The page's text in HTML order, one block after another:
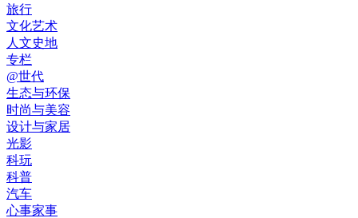
旅行
文化艺术
人文史地
专栏
@世代
生态与环保
时尚与美容
设计与家居
光影
科玩
科普
汽车
心事家事